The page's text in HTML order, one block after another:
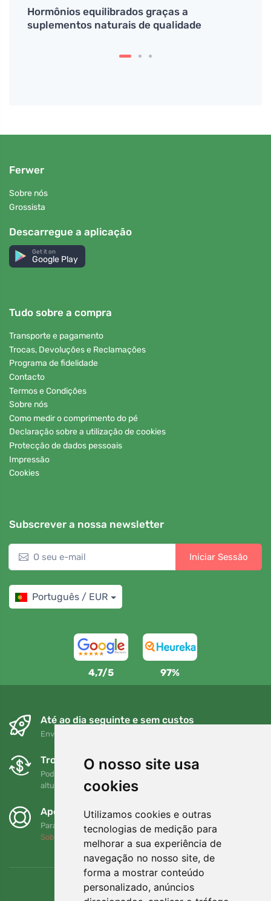
O nosso site usa
cookies
Utilizamos cookies e outras
tecnologias de medição para
melhorar a sua experiência de
navegação no nosso site, de
forma a mostrar conteúdo
personalizado, anúncios
Hormônios equilibrados graças a
suplementos naturais de qualidade
Ferwer
Sobre nós
Grossista
Descarregue a aplicação
Get it on
Google Play
Tudo sobre a compra
Transporte e pagamento
Trocas, Devoluções e Reclamações
Programa de fidelidade
Contacto
Termos e Condições
Sobre nós
Como medir o comprimento do pé
Declaração sobre a utilização de cookies
Protecção de dados pessoais
Impressão
Cookies
Subscrever a nossa newsletter
Iniciar Sessão
Português / EUR
4,7/5 97%
Até ao dia seguinte e sem custos
Envio gratuito para encomendas superiores a 80 EUR
Trocas e devoluções gratuitas
Pode devolver ou trocar a sua encomenda em qualquer
altura no prazo de 90 dias
Apoiamos a Trees.org
Para cada encomenda plantamos uma árvore! Leia mais
Sobre nós